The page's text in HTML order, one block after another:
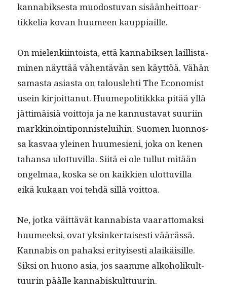
kannabik­ses­ta muo­dos­tu­van sisään­heit­toar­
tikke­lia kovan huumeen kauppiaille.
On mie­lenki­in­toista, että kannabik­sen lail­lis­t­a­
mi­nen näyt­tää vähen­tävän sen käyt­töä. Vähän
samas­ta asi­as­ta on talousle­hti The Econ­o­mist
usein kir­joit­tanut. Huume­poli­tikkka pitää yllä
jät­timäisiä voit­to­ja ja ne kan­nus­ta­vat suuri­in
markki­noin­tipon­nis­telui­hin. Suomen luon­nos­
sa kas­vaa yleinen huume­sieni, joka on kenen
tahansa ulot­tuvil­la. Siitä ei ole tul­lut mitään
ongel­maa, kos­ka se on kaikkien ulot­tuvil­la
eikä kukaan voi tehdä sil­lä voittoa.
Ne, jot­ka väit­tävät kannabista vaarat­tomak­si
huumeek­si, ovat yksinker­tais­es­ti väärässä.
Kannabis on pahak­si eri­tyis­es­ti alaikäisille.
Sik­si on huono asia, jos saamme alko­ho­likult­
tuurin päälle kannabiskulttuurin.